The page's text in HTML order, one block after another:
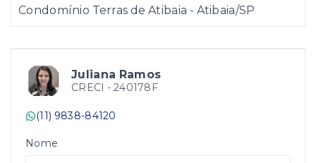
Juliana Ramos
CRECI - 240178F
(11) 9838-84120
Nome
Condomínio Terras de Atibaia - Atibaia/SP